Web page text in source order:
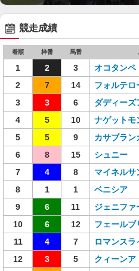
競走成績
着順 枠番 馬番
1 2 3 オコタ
2
7 14 フォルテ
3
3 6 ダディー
4
5 10 ナゲットモ
5
5 9 カサブラン
6
8 15 シュ
7
4 8 マイネル
8
1 1 ベニ
9
6 11 ジェニ
10
6 12 フェール
11
4 7 ロマンス
12
3 5 クィーンア